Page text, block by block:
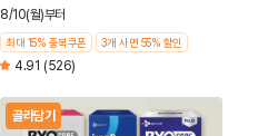
8/10(월)부터
최대 15% 중복쿠폰 3개 사면 55% 할인
4.91 (526)
골라담기